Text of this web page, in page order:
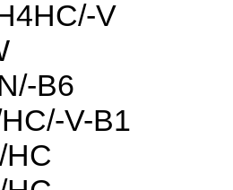
V
B6
V-B1